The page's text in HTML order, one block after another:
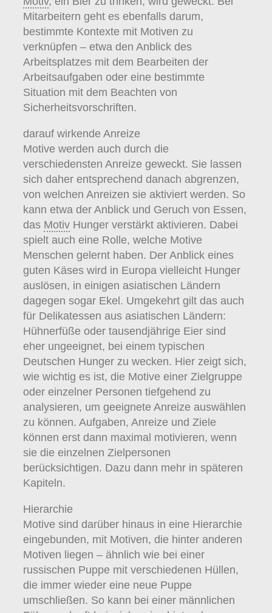
Mitarbeitern geht es ebenfalls darum,
bestimmte Kontexte mit Motiven zu
verknüpfen – etwa den Anblick des
Arbeitsplatzes mit dem Bearbeiten der
Arbeitsaufgaben oder eine bestimmte
Situation mit dem Beachten von
Sicherheitsvorschriften.
darauf wirkende Anreize
Motive werden auch durch die
verschiedensten Anreize geweckt. Sie lassen
sich daher entsprechend danach abgrenzen,
von welchen Anreizen sie aktiviert werden. So
kann etwa der Anblick und Geruch von Essen,
das Motiv Hunger verstärkt aktivieren. Dabei
spielt auch eine Rolle, welche Motive
Menschen gelernt haben. Der Anblick eines
guten Käses wird in Europa vielleicht Hunger
auslösen, in einigen asiatischen Ländern
dagegen sogar Ekel. Umgekehrt gilt das auch
für Delikatessen aus asiatischen Ländern:
Hühnerfüße oder tausendjährige Eier sind
eher ungeeignet, bei einem typischen
Deutschen Hunger zu wecken. Hier zeigt sich,
wie wichtig es ist, die Motive einer Zielgruppe
oder einzelner Personen tiefgehend zu
analysieren, um geeignete Anreize auswählen
zu können. Aufgaben, Anreize und Ziele
können erst dann maximal motivieren, wenn
sie die einzelnen Zielpersonen
berücksichtigen. Dazu dann mehr in späteren
Kapiteln.
Hierarchie
Motive sind darüber hinaus in eine Hierarchie
eingebunden, mit Motiven, die hinter anderen
Motiven liegen – ähnlich wie bei einer
russischen Puppe mit verschiedenen Hüllen,
die immer wieder eine neue Puppe
umschließen. So kann bei einer männlichen